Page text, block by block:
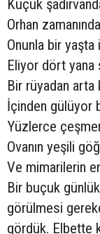
Küçük
Orhan
Onunla bir yaşta
Eliyor dört yana
Bir rüyadan arta
İçinden gülüyor
Yüzlerce
Ovanın yeşili
Ve mimarilerin
Bir buçuk
görülmesi
gördük. Elbette